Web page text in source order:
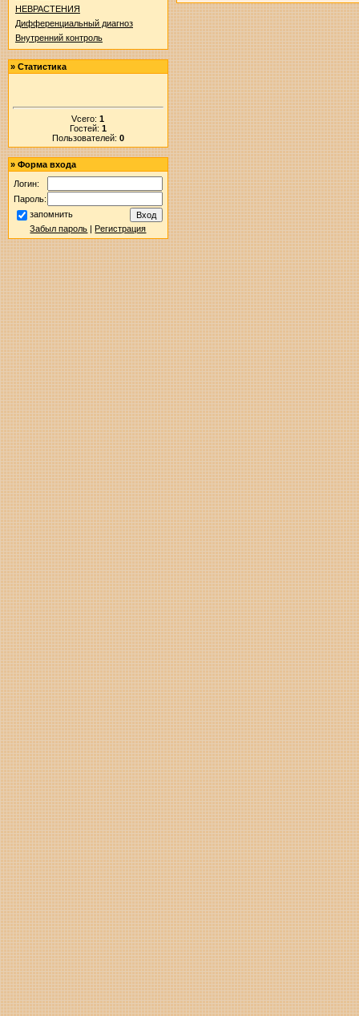
НЕВРАСТЕНИЯ
Дифференциальный диагноз
Внутренний контроль
» Статистика
Vсего:1
Гостей: 1
Пользователей: 0
» Форма входа
Логин:
Пароль:
запомнить
Забыл пароль |Регистрация